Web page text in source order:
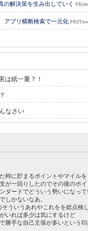
の解決策を生み出していく
プリ横断検索で一元化
は紙一重？！
なさい
時に貯まるポイントやマイル
が一回りしたのでその後のポ
ダードでどういう勢いになっ
しかないなあ。
ういうあれやこれをを総点検
いれば多少は気にするけど
勝手な自己主張が多いという印